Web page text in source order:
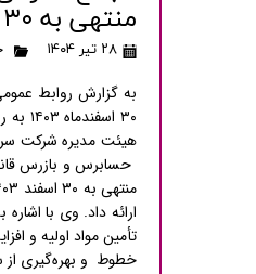
منتهی به ۳۰ اسفندماه ۱۴۰۳
۲۸ تیر ۱۴۰۴
به گزارش روابط
۳۰اسفندماه ۱۴۰۳ به
هیئت مدیره شرکت
حسابرس و بازرس
منتهی به ۳۰ اسفند
ارائه داد. وی با
تأمین مواد اولیه و
خطوط و بهره‌گیری از